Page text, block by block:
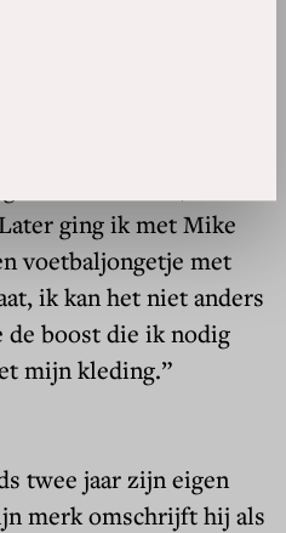
in. Hij vond dat ik
ging ik met Mike
voetbaljongetje met
ik kan het niet anders
de boost die ik nodig
mijn kleding.”
twee jaar zijn eigen
merk omschrijft hij als